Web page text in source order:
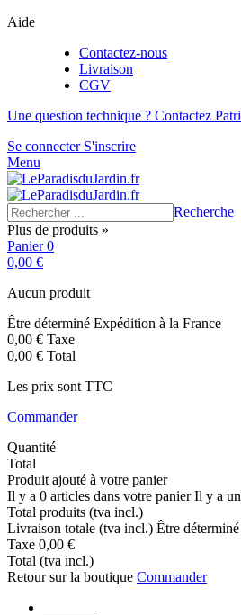
Aide
Contactez-nous
Livraison
CGV
Une question technique ? Contactez
Se connecter S'inscrire
Menu
Recherche
Plus de produits »
Panier 0
0,00 €
Aucun produit
Être déterminé Expédition à la France
0,00 € Taxe
0,00 € Total
Les prix sont TTC
Commander
Quantité
Total
Produit ajouté à votre panier
Il y a 0 articles dans votre panierIl y a
Total produits (tva incl.)
Livraison totale (tva incl.) Être déterminé
Taxe 0,00 €
Total (tva incl.)
Retour sur la boutique Commander